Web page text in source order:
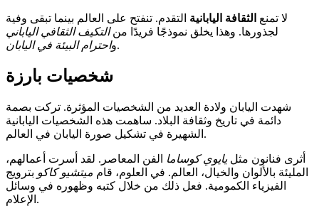
لا تمنع الثقافة اليابانية التقدم. تنفتح على العالم بينما تبقى وفية
لجذورها. وهذا يخلق نموذجًا فريدًا منالتكيف الثقافي الياباني
واحترام البيئة في اليابان .
شخصيات بارزة
شهدت اليابان ولادة العديد من الشخصيات المؤثرة. تركت بصمة
دائمة في تاريخ وثقافة البلاد. ساهمت هذه الشخصيات اليابانية
الشهيرة في تشكيل صورة اليابان في العالم.
أثرى فنانون مثليايوي كوساما
الفن المعاصر. لقد أسرت أعمالهم،
المليئة بالألوان والخيال، العالم. في العلوم، قام ميتشيو كاكو بترويج
الفيزياء الكمومية. فعل ذلك من خلال كتبه وظهوره في وسائل
الإعلام.